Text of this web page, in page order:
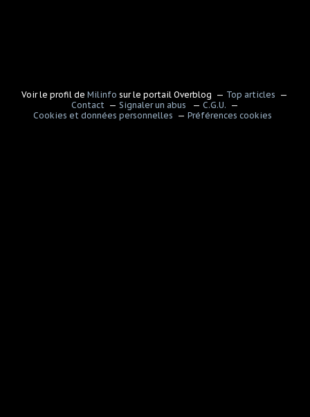
Voir le profil deMilinfo sur le portail Overblog
Top articles
Contact
Signaler un abus
C.G.U.
Cookies et données personnelles
Préférences cookies